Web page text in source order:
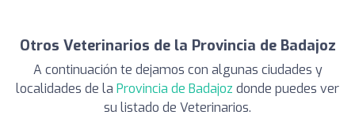
Otros Veterinarios de la Provincia de Badajoz
A continuación te dejamos con algunas ciudades y
localidades de la Provincia de Badajoz donde puedes ver
su listado de Veterinarios.